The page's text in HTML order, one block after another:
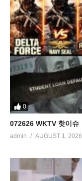
0
072626 WKTV 핫이슈
admin AUGUST 1, 2026